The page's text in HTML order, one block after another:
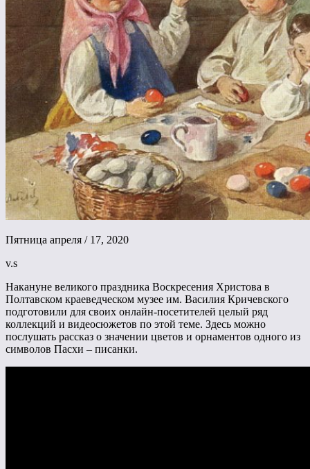
Пятница апреля / 17, 2020
v.s
Накануне великого праздника Воскресения Христова в
Полтавском краеведческом музее им. Василия Кричевского
подготовили для своих онлайн-посетителей целый ряд
коллекций и видеосюжетов по этой теме. Здесь можно
послушать рассказ о значении цветов и орнаментов одного из
символов Пасхи – писанки.